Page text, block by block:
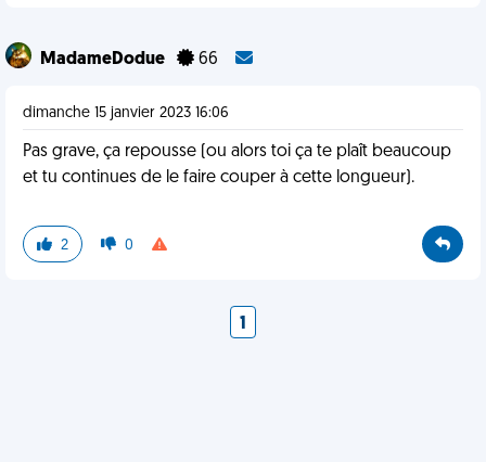
MadameDodue 66
dimanche 15 janvier 2023 16:06
Pas grave, ça repousse (ou alors toi ça te plaît beaucoup
et tu continues de le faire couper à cette longueur).
2 0
1